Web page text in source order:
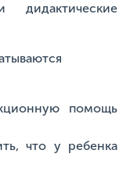
дидактические
помощь
что у ребенка